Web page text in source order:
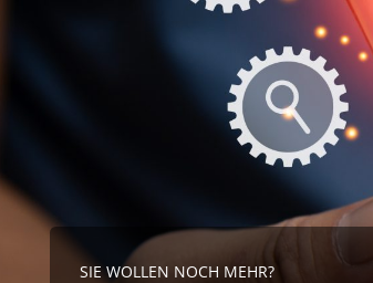
SIE WOLLEN NOCH MEHR?